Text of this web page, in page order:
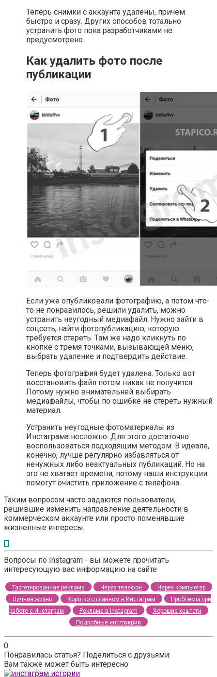
Теперь снимки с аккаунта удалены, причем
быстро и сразу. Других способов тотально
устранить фото пока разработчиками не
предусмотрено.
Как удалить фото после
публикации
Если уже опубликовали фотографию, а потом что-
то не понравилось, решили удалить, можно
устранить неугодный медиафайл. Нужно зайти в
соцсеть, найти фотопубликацию, которую
требуется стереть. Там же надо кликнуть по
кнопке с тремя точками, вызывающей меню,
выбрать удаление и подтвердить действие.
Теперь фотография будет удалена. Только вот
восстановить файл потом никак не получится.
Потому нужно внимательней выбирать
медиафайлы, чтобы по ошибке не стереть нужный
материал.
Устранить неугодные фотоматериалы из
Инстаграма несложно. Для этого достаточно
воспользоваться подходящим методом. В идеале,
конечно, лучше регулярно избавляться от
ненужных либо неактуальных публикаций. Но на
это не хватает времени, потому наши инструкции
помогут очистить приложение с телефона.
Таким вопросом часто задаются пользователи,
решившие изменить направление деятельности в
коммерческом аккаунте или просто поменявшие
жизненные интересы.
Вопросы по Instagram - вы можете прочитать
интересующую вас информацию на сайте
Таргетированная реклама Через телефон
Через компьютер
Личная жизнь
Коротко о главном в Инстаграм
Проблемы при
работе с Инстаграм
Реклама в instagram
Хорошие хештеги
Подробные инструкции
0
Понравилась статья? Поделиться с друзьями:
Вам также может быть интересно